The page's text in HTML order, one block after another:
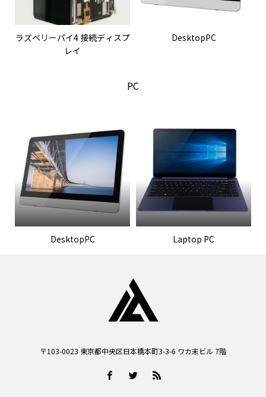
ラズベリーパイ4 接続ディスプ
レイ
DesktopPC
PC
DesktopPC Laptop PC
〒103-0023 東京都中央区日本橋本町3-3-6 ワカ末ビル 7階